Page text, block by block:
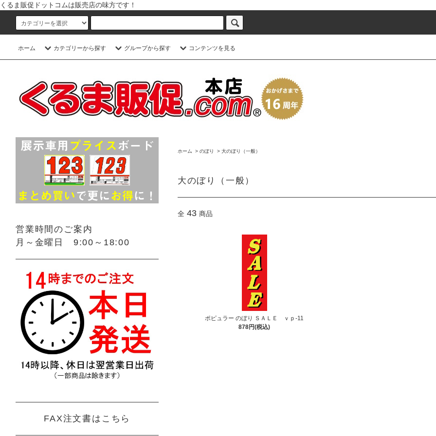
くるま販促ドットコムは販売店の味方です！
ホーム カテゴリーから探す グループから探す コンテンツを見る
ホーム > のぼり > 大のぼり（一般）
大のぼり（一般）
全 43 商品
ポピュラー のぼり ＳＡＬＥ ｖｐ-11
878円(税込)
営業時間のご案内
月～金曜日 9:00～18:00
FAX注文書はこちら